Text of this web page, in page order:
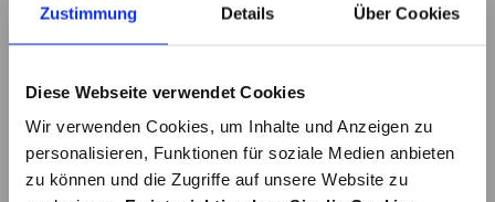
Zustimmung Details Über Cookies
Diese Webseite verwendet Cookies
Wir verwenden Cookies, um Inhalte und Anzeigen zu
personalisieren, Funktionen für soziale Medien anbieten
zu können und die Zugriffe auf unsere Website zu